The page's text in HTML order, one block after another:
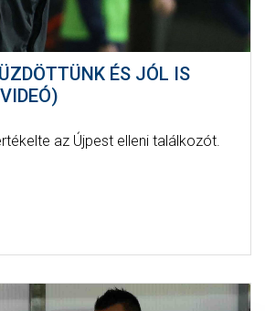
ÉS JÓL IS
az Újpest elleni találkozót.